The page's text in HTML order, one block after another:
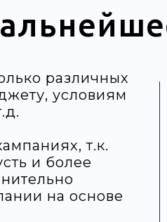
различных
условиям
т.к.
и более
на основе